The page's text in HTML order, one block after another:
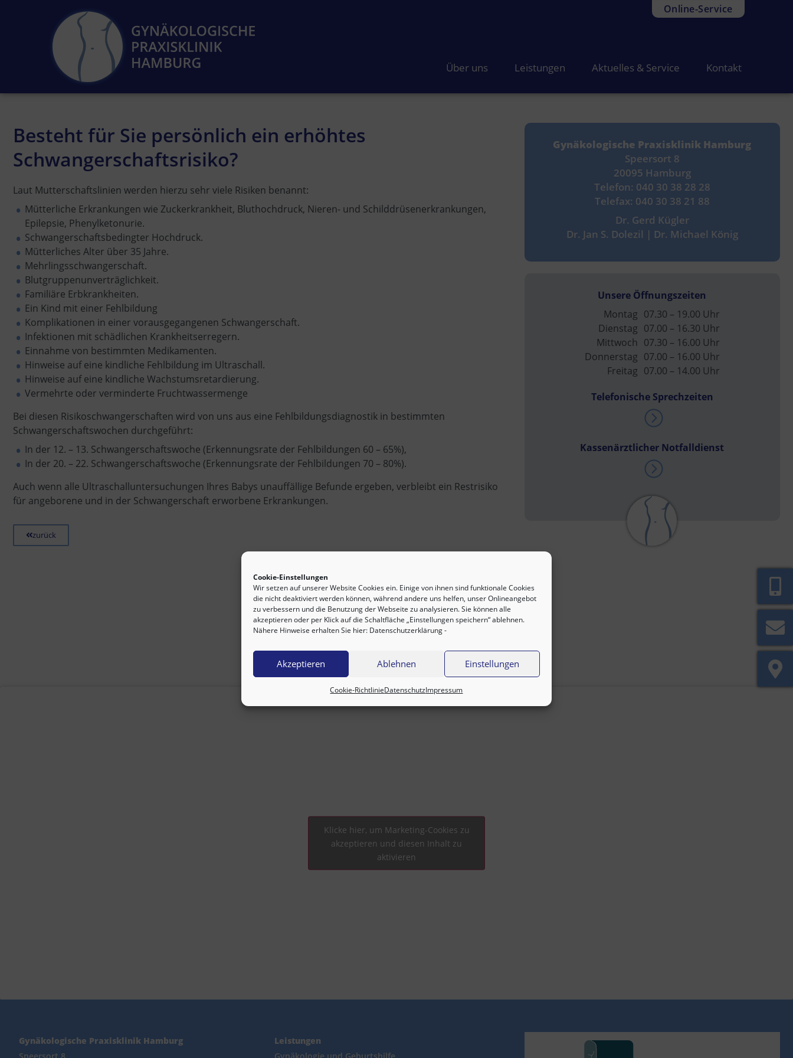
Cookie-Einstellungen
Wir setzen auf unserer Website Cookies ein. Einige von ihnen sind funktionale Cookies
die nicht deaktiviert werden können, während andere uns helfen, unser Onlineangebot
zu verbessern und die Benutzung der Webseite zu analysieren. Sie können alle
akzeptieren oder per Klick auf die Schaltfläche „Einstellungen speichern“ ablehnen.
Nähere Hinweise erhalten Sie hier: Datenschutzerklärung-
Akzeptieren Ablehnen Einstellungen
Cookie-RichtlinieDatenschutzImpressum
Über uns Leistungen Aktuelles & Service Kontakt
Online-Service
Besteht für Sie persönlich ein erhöhtes
Schwangerschaftsrisiko?
Laut Mutterschaftslinien werden hierzu sehr viele Risiken benannt:
Mütterliche Erkrankungen wie Zuckerkrankheit, Bluthochdruck, Nieren- und Schilddrüsenerkrankungen,
Epilepsie, Phenylketonurie.
Schwangerschaftsbedingter Hochdruck.
Mütterliches Alter über 35 Jahre.
Mehrlingsschwangerschaft.
Blutgruppenunverträglichkeit.
Familiäre Erbkrankheiten.
Ein Kind mit einer Fehlbildung
Komplikationen in einer vorausgegangenen Schwangerschaft.
Infektionen mit schädlichen Krankheitserregern.
Einnahme von bestimmten Medikamenten.
Hinweise auf eine kindliche Fehlbildung im Ultraschall.
Hinweise auf eine kindliche Wachstumsretardierung.
Vermehrte oder verminderte Fruchtwassermenge
Bei diesen Risikoschwangerschaften wird von uns aus eine Fehlbildungsdiagnostik in bestimmten
Schwangerschaftswochen durchgeführt:
In der 12. – 13. Schwangerschaftswoche (Erkennungsrate der Fehlbildungen 60 – 65%),
In der 20. – 22. Schwangerschaftswoche (Erkennungsrate der Fehlbildungen 70 – 80%).
Auch wenn alle Ultraschalluntersuchungen Ihres Babys unauffällige Befunde ergeben, verbleibt ein Restrisiko
für angeborene und in der Schwangerschaft erworbene Erkrankungen.
zurück
Gynäkologische Praxisklinik Hamburg
Speersort 8
20095 Hamburg
Telefon: 040 30 38 28 28
Telefax: 040 30 38 21 88
Dr. Gerd Kügler
Dr. Jan S. Dolezil | Dr. Michael König
Unsere Öffnungszeiten
Montag 07.30 – 19.00 Uhr
Dienstag 07.00 – 16.30 Uhr
Mittwoch 07.30 – 16.00 Uhr
Donnerstag 07.00 – 16.00 Uhr
Freitag 07.00 – 14.00 Uhr
Telefonische Sprechzeiten
Kassenärztlicher Notfalldienst
So finden Sie uns
Klicke hier, um Marketing-Cookies zu
akzeptieren und diesen Inhalt zu
aktivieren
Gynäkologische Praxisklinik Hamburg
Speersort 8
Leistungen
Gynäkologie und Geburtshilfe